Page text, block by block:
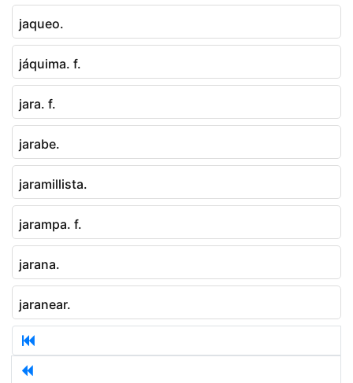
jaqueo.
jáquima. f.
jara. f.
jarabe.
jaramillista.
jarampa. f.
jarana.
jaranear.